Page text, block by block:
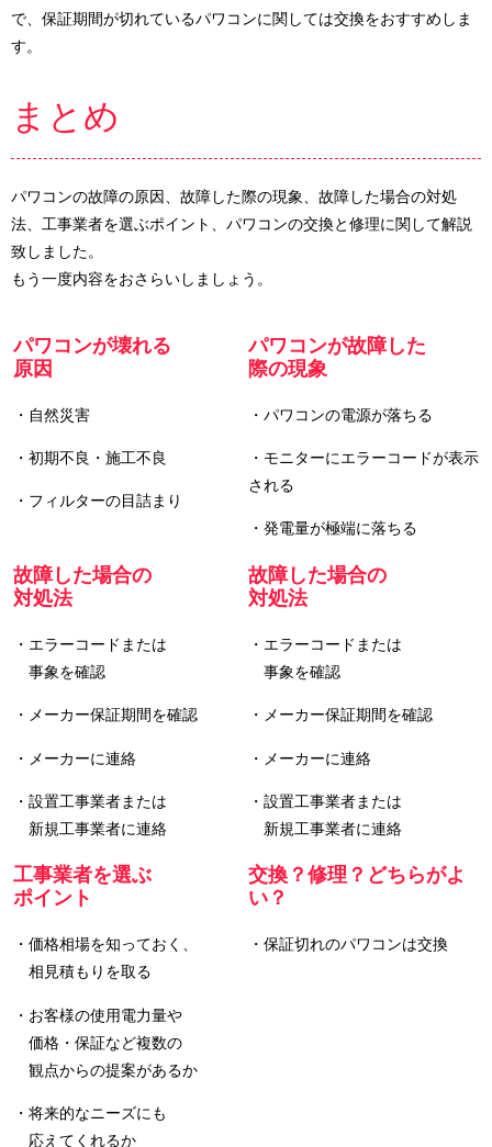
で、保証期間が切れているパワコンに関しては交換をおすすめしま
す。
まとめ
パワコンの故障の原因、故障した際の現象、故障した場合の対処
法、工事業者を選ぶポイント、パワコンの交換と修理に関して解説
致しました。
もう一度内容をおさらいしましょう。
パワコンが壊れる
原因
・自然災害
・初期不良・施工不良
・フィルターの目詰まり
パワコンが故障した
際の現象
・パワコンの電源が落ちる
・モニターにエラーコードが表示
される
・発電量が極端に落ちる
故障した場合の
対処法
・エラーコードまたは
事象を確認
・メーカー保証期間を確認
・メーカーに連絡
・設置工事業者または
新規工事業者に連絡
故障した場合の
対処法
・エラーコードまたは
事象を確認
・メーカー保証期間を確認
・メーカーに連絡
・設置工事業者または
新規工事業者に連絡
工事業者を選ぶ
ポイント
・価格相場を知っておく、
相見積もりを取る
・お客様の使用電力量や
価格・保証など複数の
観点からの提案があるか
・将来的なニーズにも
応えてくれるか
交換？修理？どちらがよ
い？
・保証切れのパワコンは交換